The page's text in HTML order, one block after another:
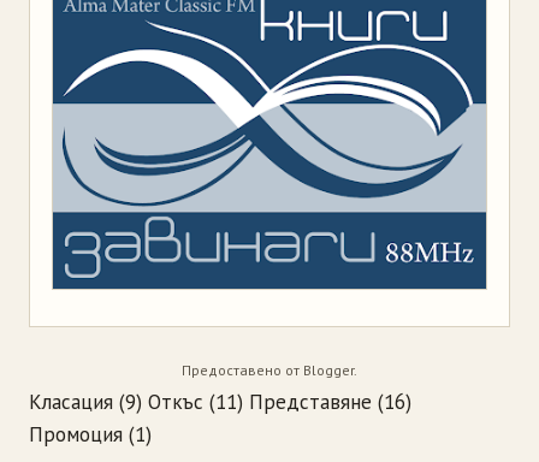
Предоставено от Blogger.
Класация (9) Откъс (11) Представяне (16)
Промоция (1)